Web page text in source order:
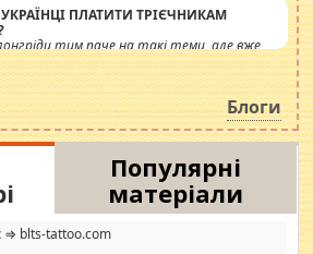
ПЛАТИТИ ТРІЄЧНИКАМ
тим паче на такі теми, але вже
Обурюють сьогоднішні інсенуації
питання. Штучно
ще одна соціальна катастрофа.
Блоги
Популярні
матеріали
⇒ blts-tattoo.com